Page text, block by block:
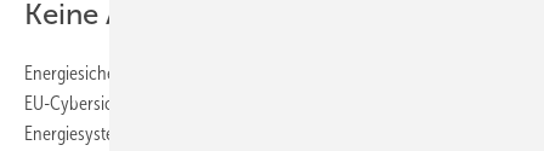
Keine Abstriche bei Cybersicherheit
Energiesicherheit bedeutet aber auch die Schaffung eines robusten
EU-Cybersicherheitsrahmens. Diese muss zum Schutz dezentraler
Energiesysteme und Wechselrichter etabliert werden. Dies müsse